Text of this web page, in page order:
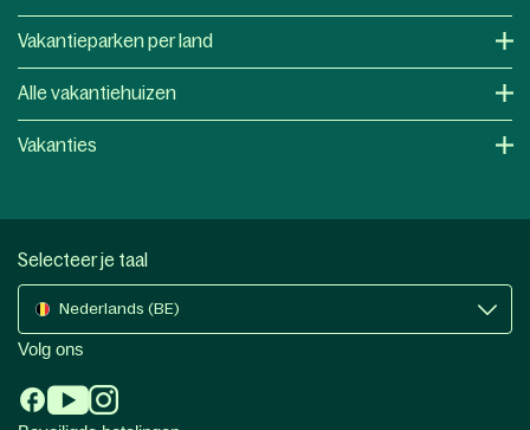
Vakantieparken per land
Alle vakantiehuizen
Vakanties
Selecteer je taal
Nederlands (BE)
Volg ons